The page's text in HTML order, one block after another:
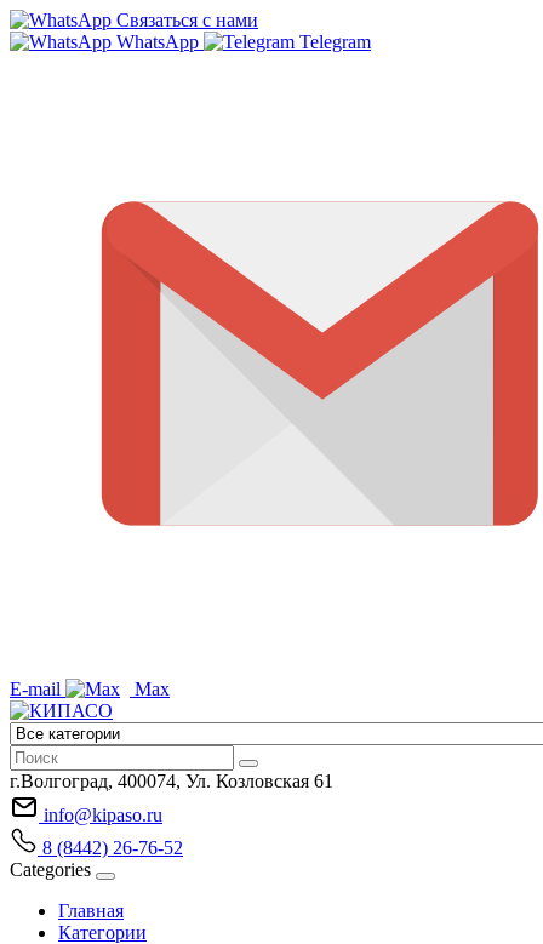
Связаться с нами
WhatsApp
Telegram
E-mail Max
г.Волгоград, 400074, Ул. Козловская 61
info@kipaso.ru
8 (8442) 26-76-52
Categories
Главная
Категории